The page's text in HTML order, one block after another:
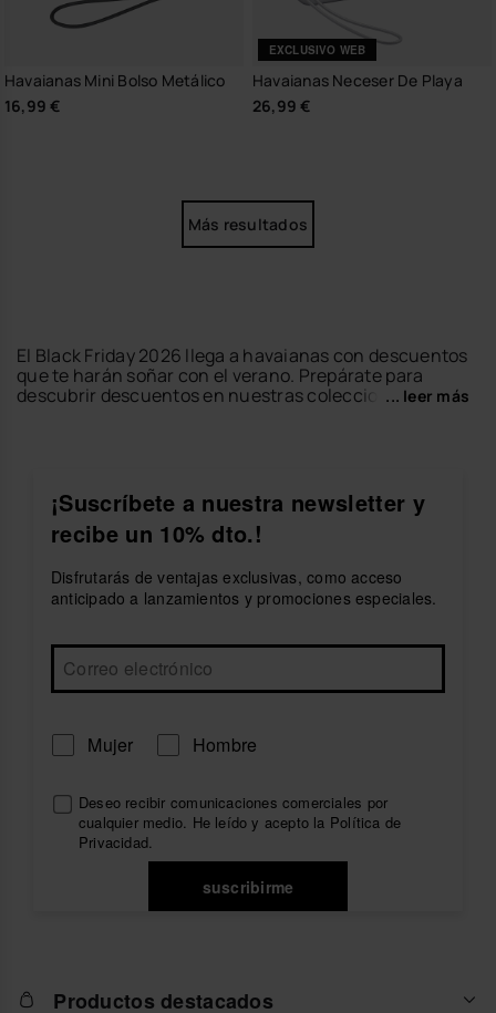
Havaianas Mini Bolso Metálico
16,99 €
EXCLUSIVO WEB
Havaianas Neceser De Playa
26,99 €
Más resultados
El Black Friday 2026 llega a havaianas con descuentos
que te harán soñar con el verano. Prepárate para
descubrir descuentos en nuestras colecciones de
estarán disponibles por tiempo limitado. ¡Déjate llevar
por la energía havaianas y disfruta de tus
imprescindibles con precios que solo verás una vez al
¿Cuándo empieza el Black Friday 2026 en
havaianas?
El Black Friday 2026 comenzará el último viernes de
noviembre, 27 de noviembre, y se extenderá durante
todo el fin de semana. Será la oportunidad perfecta
con descuentos exclusivos.
Encontrarás descuentos en una amplia selección de
chanclas, sandalias, alpargatas, ropa y accesorios
para mujer, hombre y niños. También habrá
promociones especiales en modelos icónicos y
Sí, todas las ofertas estarán disponibles en la tienda
... leer más
¡Suscríbete a nuestra newsletter y
recibe un 10% dto.!
Disfrutarás de ventajas exclusivas, como acceso
anticipado a lanzamientos y promociones especiales.
Mujer Hombre
Deseo recibir comunicaciones comerciales por
cualquier medio. He leído y acepto la Política de
Privacidad.
suscribirme
Productos destacados